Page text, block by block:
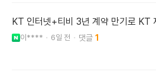
KT 인터넷+티비 3년 계약 만기로 KT
이**** 6일 전 1